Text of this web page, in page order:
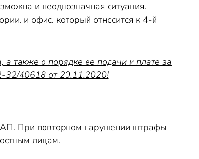
и неоднозначная ситуация.
и офис, который относится к 4-й
также о порядке ее подачи и плате за
40618 от 20.11.2020!
При повторном нарушении штрафы
лицам.